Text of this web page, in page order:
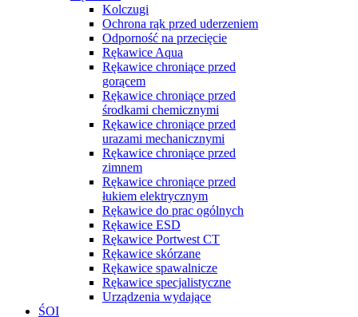
Kolczugi
Ochrona rąk przed uderzeniem
Odporność na przecięcie
Rękawice Aqua
Rękawice chroniące przed
gorącem
Rękawice chroniące przed
środkami chemicznymi
Rękawice chroniące przed
urazami mechanicznymi
Rękawice chroniące przed
zimnem
Rękawice chroniące przed
łukiem elektrycznym
Rękawice do prac ogólnych
Rękawice ESD
Rękawice Portwest CT
Rękawice skórzane
Rękawice spawalnicze
Rękawice specjalistyczne
Urządzenia wydające
ŚOI